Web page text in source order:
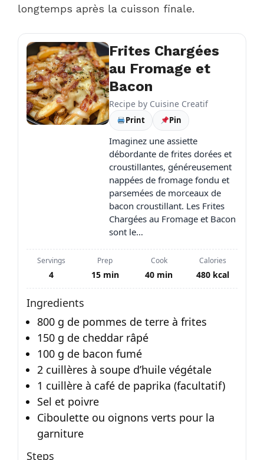
longtemps après la cuisson finale.
Frites Chargées
au Fromage et
Bacon
Recipe by Cuisine Creatif
Print Pin
Imaginez une assiette
débordante de frites dorées et
croustillantes, généreusement
nappées de fromage fondu et
parsemées de morceaux de
bacon croustillant. Les Frites
Chargées au Fromage et Bacon
sont le…
Servings
4
Prep
15 min
Cook
40 min
Calories
480 kcal
Ingredients
800 g de pommes de terre à frites
150 g de cheddar râpé
100 g de bacon fumé
2 cuillères à soupe d’huile végétale
1 cuillère à café de paprika (facultatif)
Sel et poivre
Ciboulette ou oignons verts pour la
garniture
Steps